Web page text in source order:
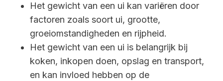
Het gewicht van een ui kan variëren door
factoren zoals soort ui, grootte,
groeiomstandigheden en rijpheid.
Het gewicht van een ui is belangrijk bij
koken, inkopen doen, opslag en transport,
en kan invloed hebben op de